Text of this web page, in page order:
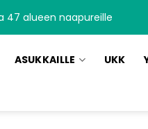
47 alueen naapureille
ASUKKAILLE UKK